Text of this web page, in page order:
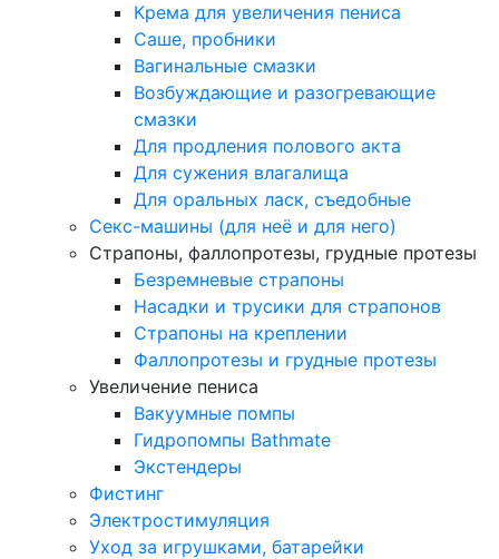
Крема для увеличения пениса
Саше, пробники
Вагинальные смазки
Возбуждающие и разогревающие
смазки
Для продления полового акта
Для сужения влагалища
Для оральных ласк, съедобные
Секс-машины (для неё и для него)
Страпоны, фаллопротезы, грудные протезы
Безремневые страпоны
Насадки и трусики для страпонов
Страпоны на креплении
Фаллопротезы и грудные протезы
Увеличение пениса
Вакуумные помпы
Гидропомпы Bathmate
Экстендеры
Фистинг
Электростимуляция
Уход за игрушками, батарейки